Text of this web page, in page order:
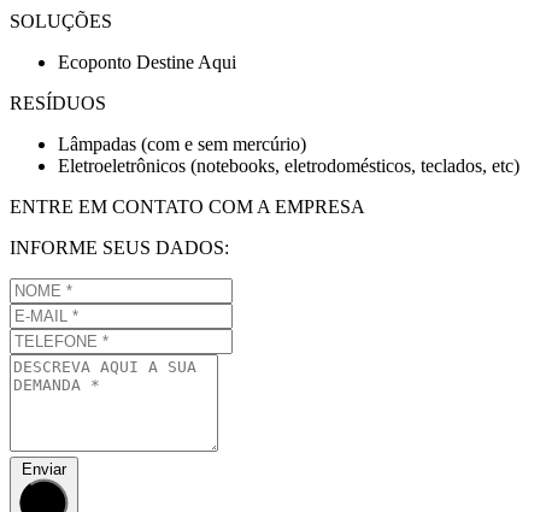
SOLUÇÕES
Ecoponto Destine Aqui
RESÍDUOS
Lâmpadas (com e sem mercúrio)
Eletroeletrônicos (notebooks, eletrodomésticos, teclados, etc)
ENTRE EM CONTATO COM A EMPRESA
INFORME SEUS DADOS:
Enviar